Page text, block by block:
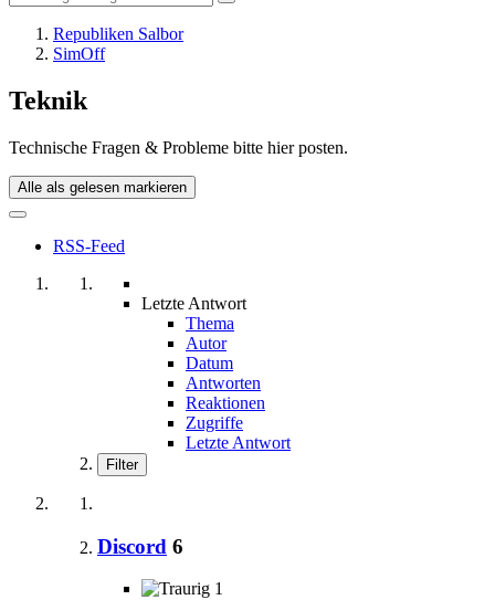
Republiken Salbor
SimOff
Teknik
Technische Fragen & Probleme bitte hier posten.
Alle als gelesen markieren
RSS-Feed
Letzte Antwort
Thema
Autor
Datum
Antworten
Reaktionen
Zugriffe
Letzte Antwort
Filter
Discord 6
1